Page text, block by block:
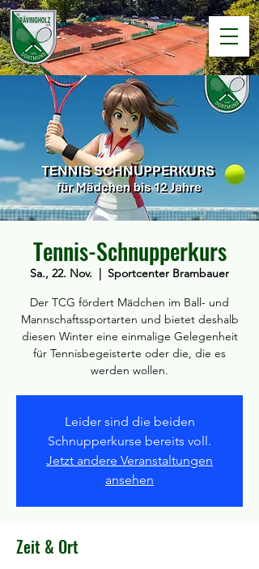
Tennis-Schnupperkurs
Sa., 22. Nov.
  |
Sportcenter Brambauer
Der TCG fördert Mädchen im Ball- und
Mannschaftssportarten und bietet deshalb
diesen Winter eine einmalige Gelegenheit
für Tennisbegeisterte oder die, die es
werden wollen.
Leider sind die beiden
Schnupperkurse bereits voll.
Jetzt andere Veranstaltungen
ansehen
Zeit & Ort